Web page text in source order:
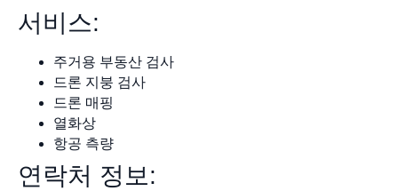
서비스:
주거용 부동산 검사
드론 지붕 검사
드론 매핑
열화상
항공 측량
연락처 정보: